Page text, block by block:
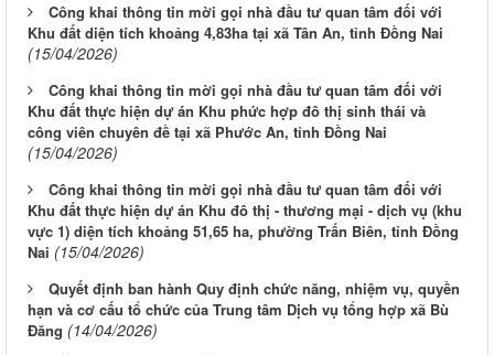
Công khai thông tin mời gọi nhà đầu tư quan tâm đối với
Khu đất diện tích khoảng 4,83ha tại xã Tân An, tỉnh Đồng Nai
(15/04/2026)
Công khai thông tin mời gọi nhà đầu tư quan tâm đối với
Khu đất thực hiện dự án Khu phức hợp đô thị sinh thái và
công viên chuyên đề tại xã Phước An, tỉnh Đồng Nai
(15/04/2026)
Công khai thông tin mời gọi nhà đầu tư quan tâm đối với
Khu đất thực hiện dự án Khu đô thị - thương mại - dịch vụ (khu
vực 1) diện tích khoảng 51,65 ha, phường Trấn Biên, tỉnh Đồng
Nai (15/04/2026)
Quyết định ban hành Quy định chức năng, nhiệm vụ, quyền
hạn và cơ cấu tổ chức của Trung tâm Dịch vụ tổng hợp xã Bù
Đăng (14/04/2026)